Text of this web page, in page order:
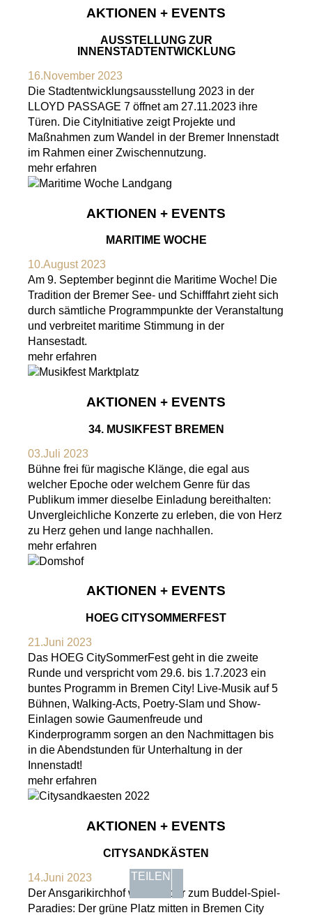
AKTIONEN + EVENTS
AUSSTELLUNG ZUR
INNENSTADTENTWICKLUNG
16.November 2023
Die Stadtentwicklungsausstellung 2023 in der
LLOYD PASSAGE 7 öffnet am 27.11.2023 ihre
Türen. Die CityInitiative zeigt Projekte und
Maßnahmen zum Wandel in der Bremer Innenstadt
im Rahmen einer Zwischennutzung.
mehr erfahren
AKTIONEN + EVENTS
MARITIME WOCHE
10.August 2023
Am 9. September beginnt die Maritime Woche! Die
Tradition der Bremer See- und Schifffahrt zieht sich
durch sämtliche Programmpunkte der Veranstaltung
und verbreitet maritime Stimmung in der
Hansestadt.
mehr erfahren
AKTIONEN + EVENTS
34. MUSIKFEST BREMEN
03.Juli 2023
Bühne frei für magische Klänge, die egal aus
welcher Epoche oder welchem Genre für das
Publikum immer dieselbe Einladung bereithalten:
Unvergleichliche Konzerte zu erleben, die von Herz
zu Herz gehen und lange nachhallen.
mehr erfahren
AKTIONEN + EVENTS
HOEG CITYSOMMERFEST
21.Juni 2023
Das HOEG CitySommerFest geht in die zweite
Runde und verspricht vom 29.6. bis 1.7.2023 ein
buntes Programm in Bremen City! Live-Musik auf 5
Bühnen, Walking-Acts, Poetry-Slam und Show-
Einlagen sowie Gaumenfreude und
Kinderprogramm sorgen an den Nachmittagen bis
in die Abendstunden für Unterhaltung in der
Innenstadt!
mehr erfahren
AKTIONEN + EVENTS
CITYSANDKÄSTEN
14.Juni 2023
Der Ansgarikirchhof wird wieder zum Buddel-Spiel-
Paradies: Der grüne Platz mitten in Bremen City
TEILEN